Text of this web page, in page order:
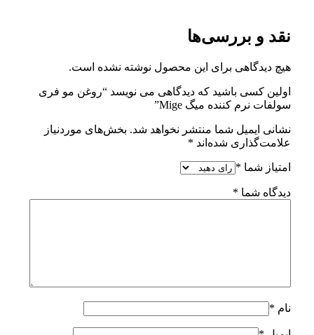
نقد و بررسی‌ها
هیچ دیدگاهی برای این محصول نوشته نشده است.
اولین کسی باشید که دیدگاهی می نویسد “روغن مو فری
سولفات نرم کننده میگ Mige”
نشانی ایمیل شما منتشر نخواهد شد. بخش‌های موردنیاز
علامت‌گذاری شده‌اند *
امتیاز شما *
دیدگاه شما *
نام *